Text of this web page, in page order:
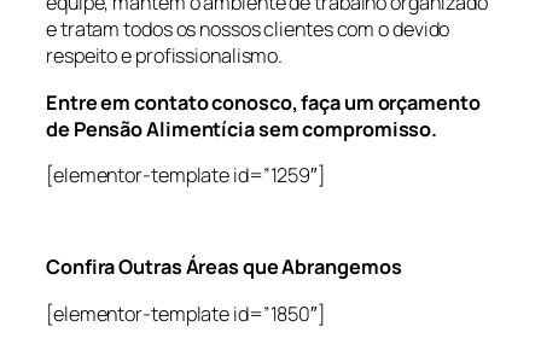
e tratam todos os nossos clientes com o devido
respeito e profissionalismo.
Entre em contato conosco, faça um orçamento
de Pensão Alimentícia sem compromisso.
[elementor-template id=”1259″]
Confira Outras Áreas que Abrangemos
[elementor-template id=”1850″]